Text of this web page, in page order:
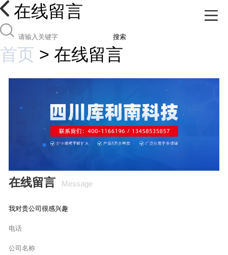
在线留言
搜索
首页 > 在线留言
在线留言 Message